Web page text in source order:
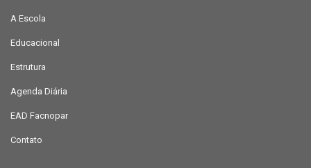
A Escola
Educacional
Estrutura
Agenda Diária
EAD Facnopar
Contato